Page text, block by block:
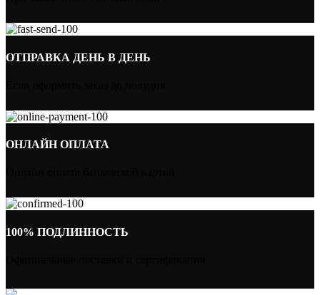
ОТПРАВКА ДЕНЬ В ДЕНЬ
ОНЛАЙН ОПЛАТА
100% ПОДЛИННОСТЬ